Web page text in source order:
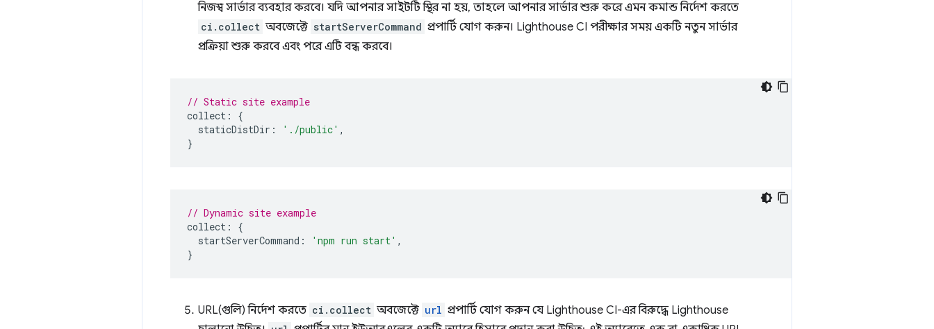
নিজস্ব সার্ভার ব্যবহার করবে। যদি আপনার সাইটটি স্থির না হয়, তাহলে আপনার সার্ভার শুরু করে এমন কমান্ড নির্দেশ করতে
ci.collect অবজেক্টে startServerCommand প্রপার্টি যোগ করুন। Lighthouse CI পরীক্ষার সময় একটি নতুন সার্ভার
প্রক্রিয়া শুরু করবে এবং পরে এটি বন্ধ করবে।
// Static site example
collect :
{
staticDistDir : './public' ,
}
// Dynamic site example
collect :
{
startServerCommand : 'npm run start' ,
}
URL(গুলি) নির্দেশ করতে ci.collect অবজেক্টে url প্রপার্টি যোগ করুন যে Lighthouse CI-এর বিরুদ্ধে Lighthouse